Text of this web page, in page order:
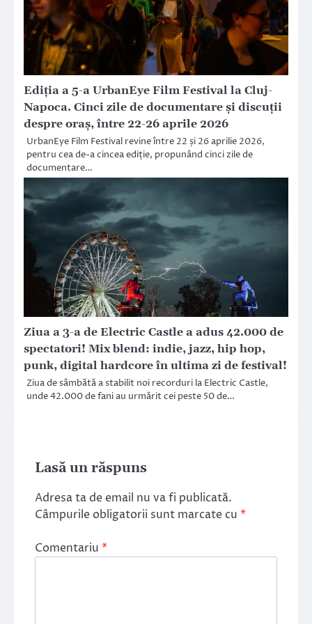
Ediția a 5-a UrbanEye Film Festival la Cluj-
Napoca. Cinci zile de documentare și discuții
despre oraș, între 22-26 aprile 2026
UrbanEye Film Festival revine între 22 și 26 aprilie 2026,
pentru cea de-a cincea ediție, propunând cinci zile de
documentare…
Ziua a 3-a de Electric Castle a adus 42.000 de
spectatori! Mix blend: indie, jazz, hip hop,
punk, digital hardcore în ultima zi de festival!
Ziua de sâmbătă a stabilit noi recorduri la Electric Castle,
unde 42.000 de fani au urmărit cei peste 50 de…
Lasă un răspuns
Adresa ta de email nu va fi publicată.
Câmpurile obligatorii sunt marcate cu *
Comentariu *